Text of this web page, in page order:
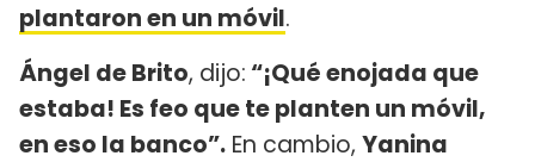
plantaron en un móvil.
Ángel de Brito, dijo: “¡Qué enojada que
estaba! Es feo que te planten un móvil,
en eso la banco”. En cambio, Yanina